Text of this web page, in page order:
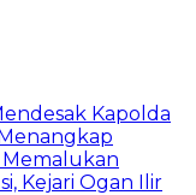
Kapolda
Memalukan
Kejari Ogan Ilir